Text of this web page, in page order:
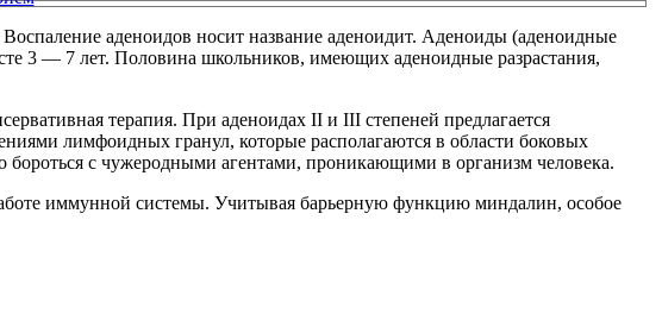
аденоидов носит название аденоидит. Аденоиды (аденоидные
3 — 7 лет. Половина школьников, имеющих аденоидные разрастания,
терапия. При аденоидах II и III степеней предлагается
лимфоидных гранул, которые располагаются в области боковых
бороться с чужеродными агентами, проникающими в организм человека.
иммунной системы. Учитывая барьерную функцию миндалин, особое